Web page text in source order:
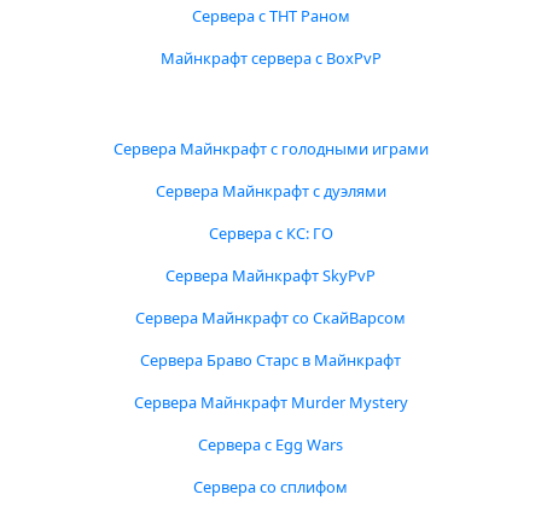
Сервера с ТНТ Раном
Майнкрафт сервера с BoxPvP
Сервера Майнкрафт с голодными играми
Сервера Майнкрафт с дуэлями
Сервера с КС: ГО
Сервера Майнкрафт SkyPvP
Сервера Майнкрафт со СкайВарсом
Сервера Браво Старс в Майнкрафт
Сервера Майнкрафт Murder Mystery
Сервера с Egg Wars
Сервера со сплифом